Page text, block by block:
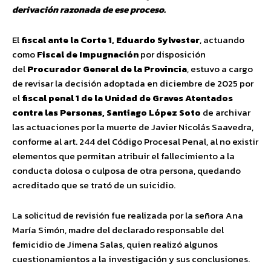
derivación razonada de ese proceso.
Elfiscal ante la Corte 1, Eduardo Sylvester, actuando
comoFiscal de Impugnaciónpor disposición
delProcurador General de la Provincia, estuvo a cargo
de revisar la decisión adoptada en diciembre de 2025 por
elfiscal penal 1 de la Unidad de Graves Atentados
contra las Personas, Santiago López Soto de archivar
las actuaciones por la muerte de Javier Nicolás Saavedra,
conforme al art. 244 del Código Procesal Penal, al no existir
elementos que permitan atribuir el fallecimiento a la
conducta dolosa o culposa de otra persona, quedando
acreditado que se trató de un suicidio.
La solicitud de revisión fue realizada por la señora Ana
María Simón, madre del declarado responsable del
femicidio de Jimena Salas, quien realizó algunos
cuestionamientos a la investigación y sus conclusiones.